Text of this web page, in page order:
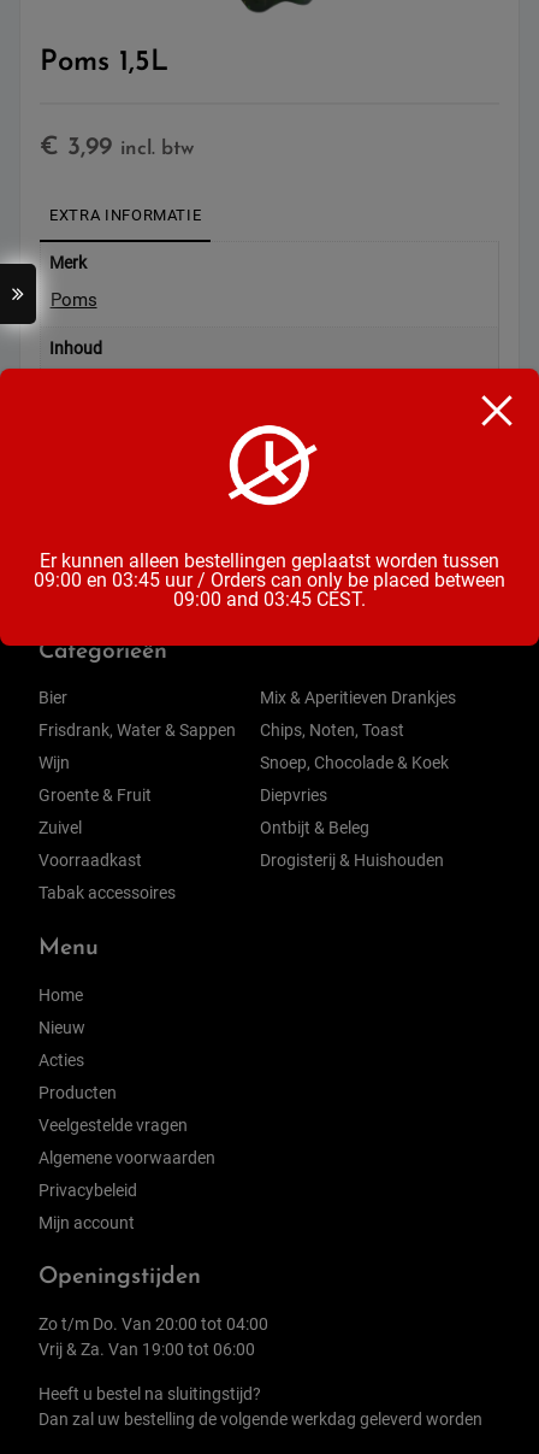
Poms 1,5L
€ 3,99 incl. btw
EXTRA INFORMATIE
Merk
Poms
Inhoud
Categorieën
Bier
Frisdrank, Water & Sappen
Wijn
Groente & Fruit
Zuivel
Voorraadkast
Tabak accessoires
Mix & Aperitieven Drankjes
Chips, Noten, Toast
Snoep, Chocolade & Koek
Diepvries
Ontbijt & Beleg
Drogisterij & Huishouden
Menu
Home
Nieuw
Acties
Producten
Veelgestelde vragen
Algemene voorwaarden
Privacybeleid
Mijn account
Openingstijden
Zo t/m Do. Van 20:00 tot 04:00
Vrij & Za. Van 19:00 tot 06:00
Heeft u bestel na sluitingstijd?
Dan zal uw bestelling de volgende werkdag geleverd worden
Er kunnen alleen bestellingen geplaatst worden tussen
09:00 en 03:45 uur / Orders can only be placed between
09:00 and 03:45 CEST.